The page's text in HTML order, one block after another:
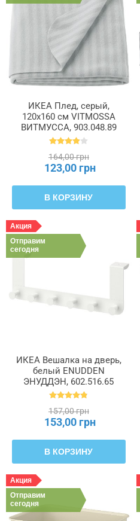
ИКЕА Плед, серый,
120x160 см VITMOSSA
ВИТМУССА, 903.048.89
164,00 грн
123,00 грн
В КОРЗИНУ
Акция
Отправим
сегодня
ИКЕА Вешалка на дверь,
белый ENUDDEN
ЭНУДДЭН, 602.516.65
157,00 грн
153,00 грн
В КОРЗИНУ
Акция
Отправим
сегодня